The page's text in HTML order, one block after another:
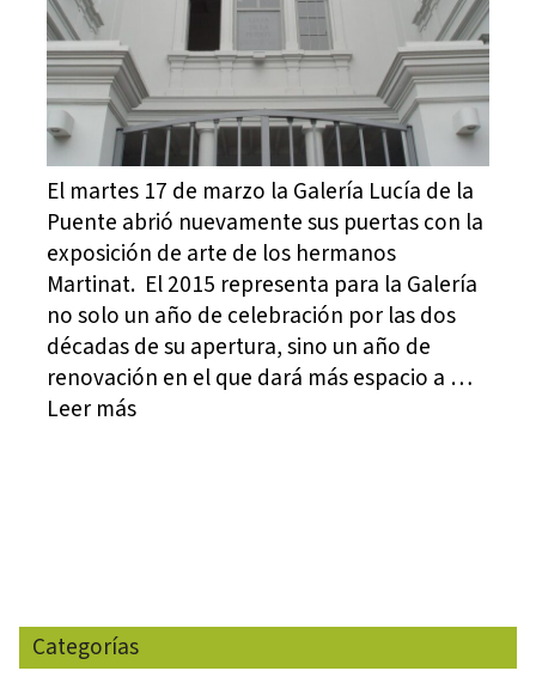
El martes 17 de marzo la Galería Lucía de la
Puente abrió nuevamente sus puertas con la
exposición de arte de los hermanos
Martinat. El 2015 representa para la Galería
no solo un año de celebración por las dos
décadas de su apertura, sino un año de
renovación en el que dará más espacio a …
Leer más
Categorías